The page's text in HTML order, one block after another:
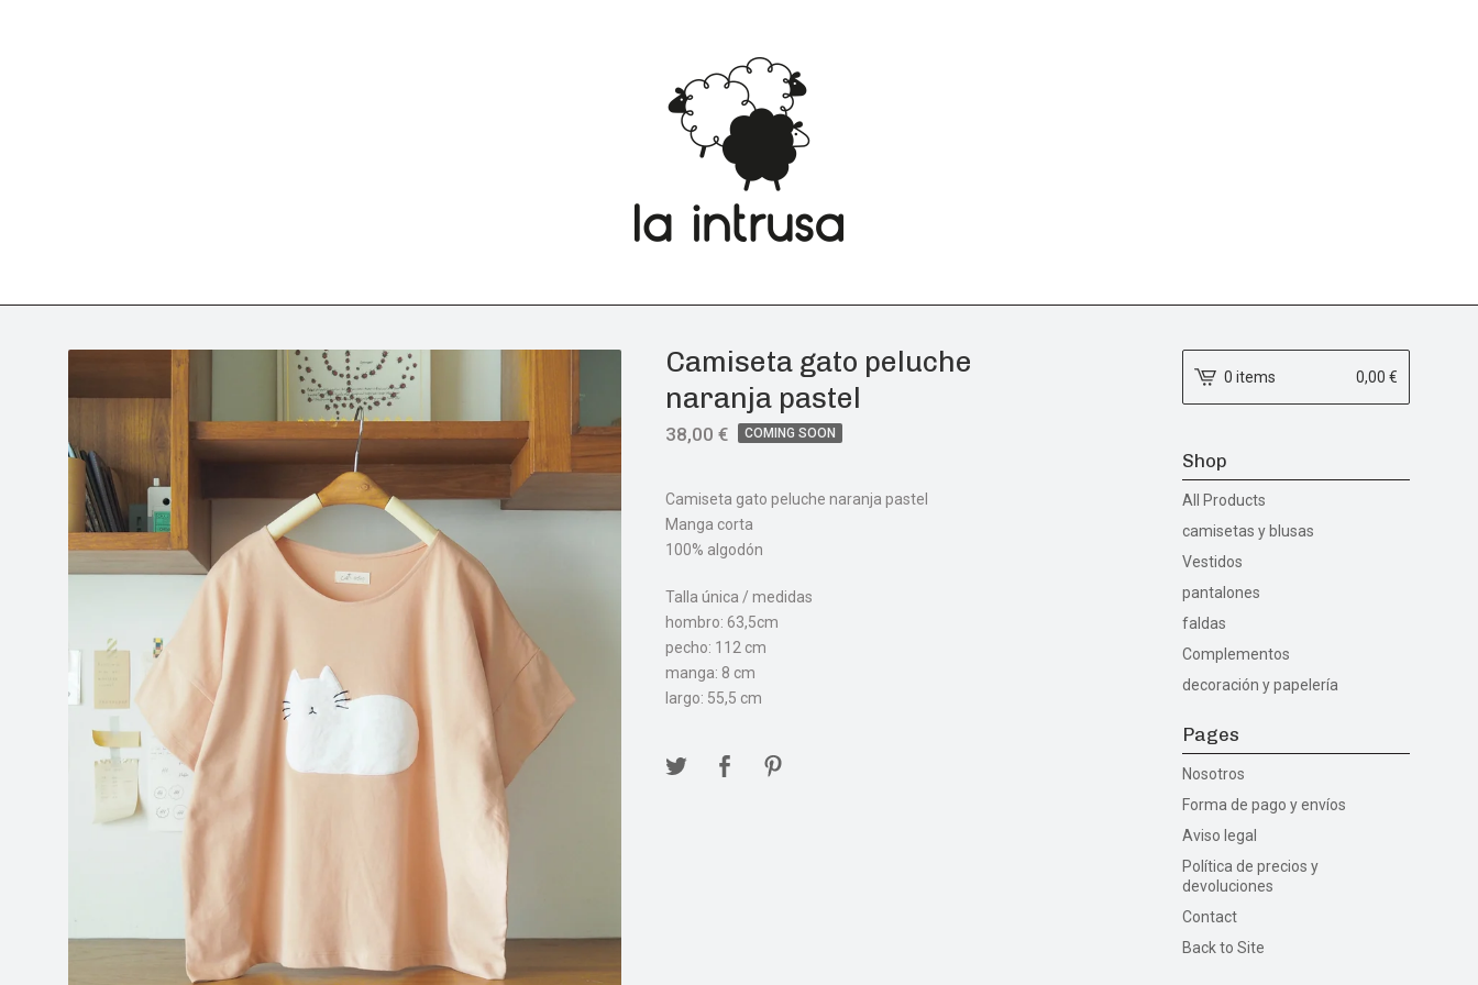
Camiseta gato peluche
naranja pastel
38,00€ COMING SOON
Camiseta gato peluche naranja pastel
Manga corta
100% algodón
Talla única / medidas
hombro: 63,5cm
pecho: 112 cm
manga: 8 cm
largo: 55,5 cm
0 items 0,00 €
Shop
All Products
camisetas y blusas
Vestidos
pantalones
faldas
Complementos
decoración y papelería
Pages
Nosotros
Forma de pago y envíos
Aviso legal
Política de precios y
devoluciones
Contact
Back to Site